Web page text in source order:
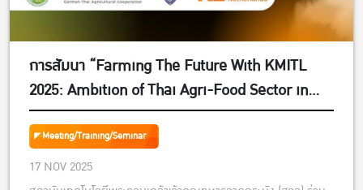
การสัมนา “Farming The Future With KMITL
2025: Ambition of Thai Agri-Food Sector in
Dynamic Global Climate Resilience
Agriculture”
Meeting/Training/Seminar
17 NOV 2025